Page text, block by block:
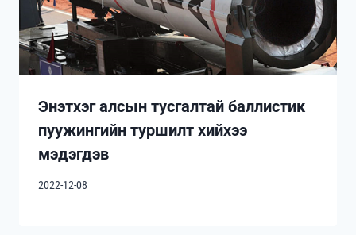
Энэтхэг алсын тусгалтай баллистик
пуужингийн туршилт хийхээ
мэдэгдэв
2022-12-08